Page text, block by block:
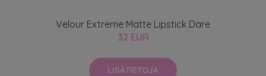
Velour Extreme Matte Lipstick Dare
32 EUR
LISÄTIETOJA